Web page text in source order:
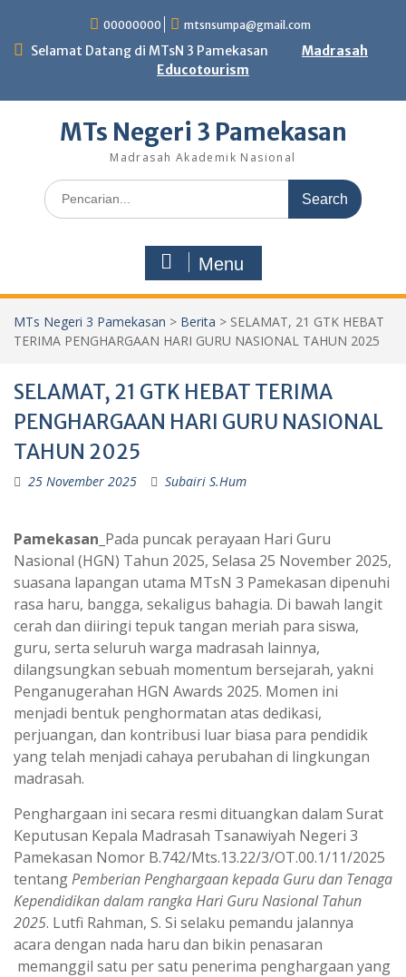
content
00000000 mtsnsumpa@gmail.com
Selamat Datang di MTsN 3 Pamekasan
Madrasah
Educotourism
MTs Negeri 3 Pamekasan
Madrasah Akademik Nasional
Search
for:
Menu
MTs Negeri 3 Pamekasan > Berita > SELAMAT, 21 GTK HEBAT
TERIMA PENGHARGAAN HARI GURU NASIONAL TAHUN 2025
SELAMAT, 21 GTK HEBAT TERIMA
PENGHARGAAN HARI GURU NASIONAL
TAHUN 2025
25 November 2025 Subairi S.Hum
Pamekasan_ Pada puncak perayaan Hari Guru
Nasional (HGN) Tahun 2025, Selasa 25 November 2025,
suasana lapangan utama MTsN 3 Pamekasan dipenuhi
rasa haru, bangga, sekaligus bahagia. Di bawah langit
cerah dan diiringi tepuk tangan meriah para siswa,
guru, serta seluruh warga madrasah lainnya,
dilangsungkan sebuah momentum bersejarah, yakni
Penganugerahan HGN Awards 2025. Momen ini
menjadi bentuk penghormatan atas dedikasi,
perjuangan, dan kontribusi luar biasa para pendidik
yang telah menjadi cahaya perubahan di lingkungan
madrasah.
Penghargaan ini secara resmi dituangkan dalam Surat
Keputusan Kepala Madrasah Tsanawiyah Negeri 3
Pamekasan Nomor B.742/Mts.13.22/3/OT.00.1/11/2025
tentangPemberian Penghargaan kepada Guru dan Tenaga
Kependidikan dalam rangka Hari Guru Nasional Tahun
2025. Lutfi Rahman, S. Si selaku pemandu jalannya
acara dengan nada haru dan bikin penasaran
memanggil satu per satu penerima penghargaan yang